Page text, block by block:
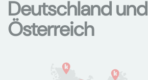
Deutschland und
Österreich